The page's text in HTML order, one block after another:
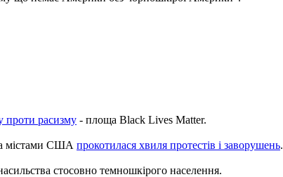
проти расизму - площа Black Lives Matter.
містами США прокотилася хвиля протестів і заворушень.
стосовно темношкірого населення.